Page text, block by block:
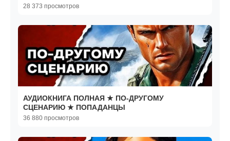
28 373 просмотров
АУДИОКНИГА ПОЛНАЯ ★ ПО-ДРУГОМУ
СЦЕНАРИЮ ★ ПОПАДАНЦЫ
36 880 просмотров